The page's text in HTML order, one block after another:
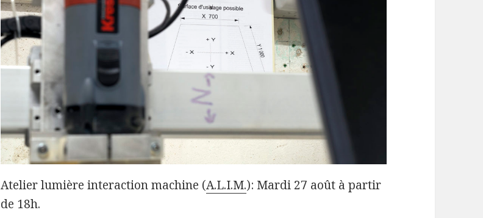
Atelier lumière interaction machine (A.L.I.M.): Mardi 27 août à partir
de 18h.